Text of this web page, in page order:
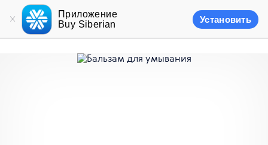
Приложение
Buy Siberian
Установить